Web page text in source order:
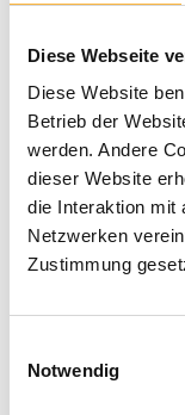
Diese Webseite
Diese Website
Betrieb der
werden. Andere
dieser Website
die Interaktion mit
Netzwerken
Zustimmung
Notwendig
1/2 = first half
the month
€6.90*
Prices incl.
Product